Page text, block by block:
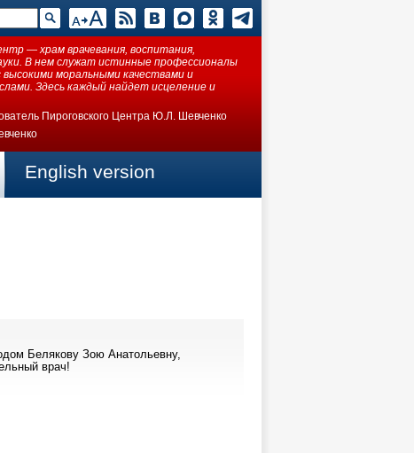
— храм врачевания, воспитания,
В нем служат истинные профессионалы
моральными качествами и
Здесь каждый найдет исцеление и
Пироговского Центра Ю.Л. Шевченко
English version
Белякову Зою Анатольевну,
врач!